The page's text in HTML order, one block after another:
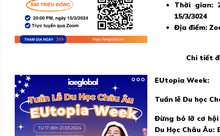
Thời gian:
15/3/3024
Địa điểm:
Chi tiết
EUtopia Week:
Tuần lễ Du học
Đừng bỏ lỡ cơ
Du Học Châu Âu: